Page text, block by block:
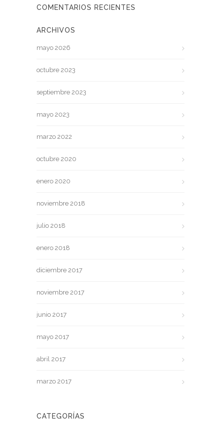
COMENTARIOS RECIENTES
ARCHIVOS
mayo 2026
octubre 2023
septiembre 2023
mayo 2023
marzo 2022
octubre 2020
enero 2020
noviembre 2018
julio 2018
enero 2018
diciembre 2017
noviembre 2017
junio 2017
mayo 2017
abril 2017
marzo 2017
CATEGORÍAS